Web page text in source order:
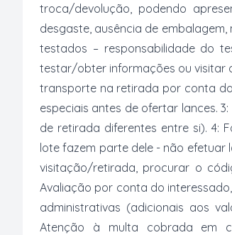
troca/devolução, podendo
desgaste, ausência de
testados – responsabilidade do
testar/obter informações ou visitar
transporte na retirada por conta
especiais antes de ofertar lances.
de retirada diferentes entre si). 4:
lote fazem parte dele - não efetuar
visitação/retirada, procurar o
Avaliação por conta do
administrativas (adicionais aos
Atenção à multa cobrada em